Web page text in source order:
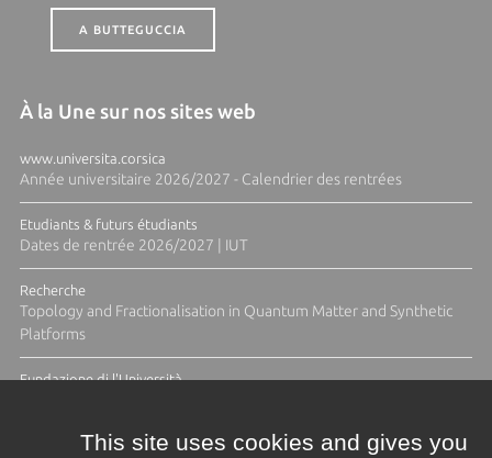
A BUTTEGUCCIA
À la Une sur nos sites web
www.universita.corsica
Année universitaire 2026/2027 - Calendrier des rentrées
Etudiants & futurs étudiants
Dates de rentrée 2026/2027 | IUT
Recherche
Topology and Fractionalisation in Quantum Matter and Synthetic
Platforms
Fundazione di l'Università
This site uses cookies and gives you